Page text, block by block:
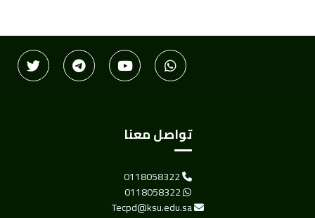
تواصل معنا
0118058322
0118058322
Tecpd@ksu.edu.sa